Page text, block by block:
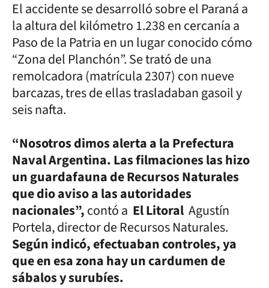
El accidente se desarrolló sobre el Paraná a
la altura del kilómetro 1.238 en cercanía a
Paso de la Patria en un lugar conocido cómo
“Zona del Planchón”. Se trató de una
remolcadora (matrícula 2307) con nueve
barcazas, tres de ellas trasladaban gasoil y
seis nafta.
“Nosotros dimos alerta a la Prefectura
Naval Argentina. Las filmaciones las hizo
un guardafauna de Recursos Naturales
que dio aviso a las autoridades
nacionales”,contó a El Litoral Agustín
Portela, director de Recursos Naturales.
Según indicó, efectuaban controles, ya
que en esa zona hay un cardumen de
sábalos y surubíes.